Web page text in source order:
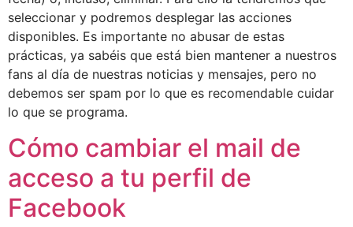
seleccionar y podremos desplegar las acciones
disponibles. Es importante no abusar de estas
prácticas, ya sabéis que está bien mantener a nuestros
fans al día de nuestras noticias y mensajes, pero no
debemos ser spam por lo que es recomendable cuidar
lo que se programa.
Cómo cambiar el mail de
acceso a tu perfil de
Facebook